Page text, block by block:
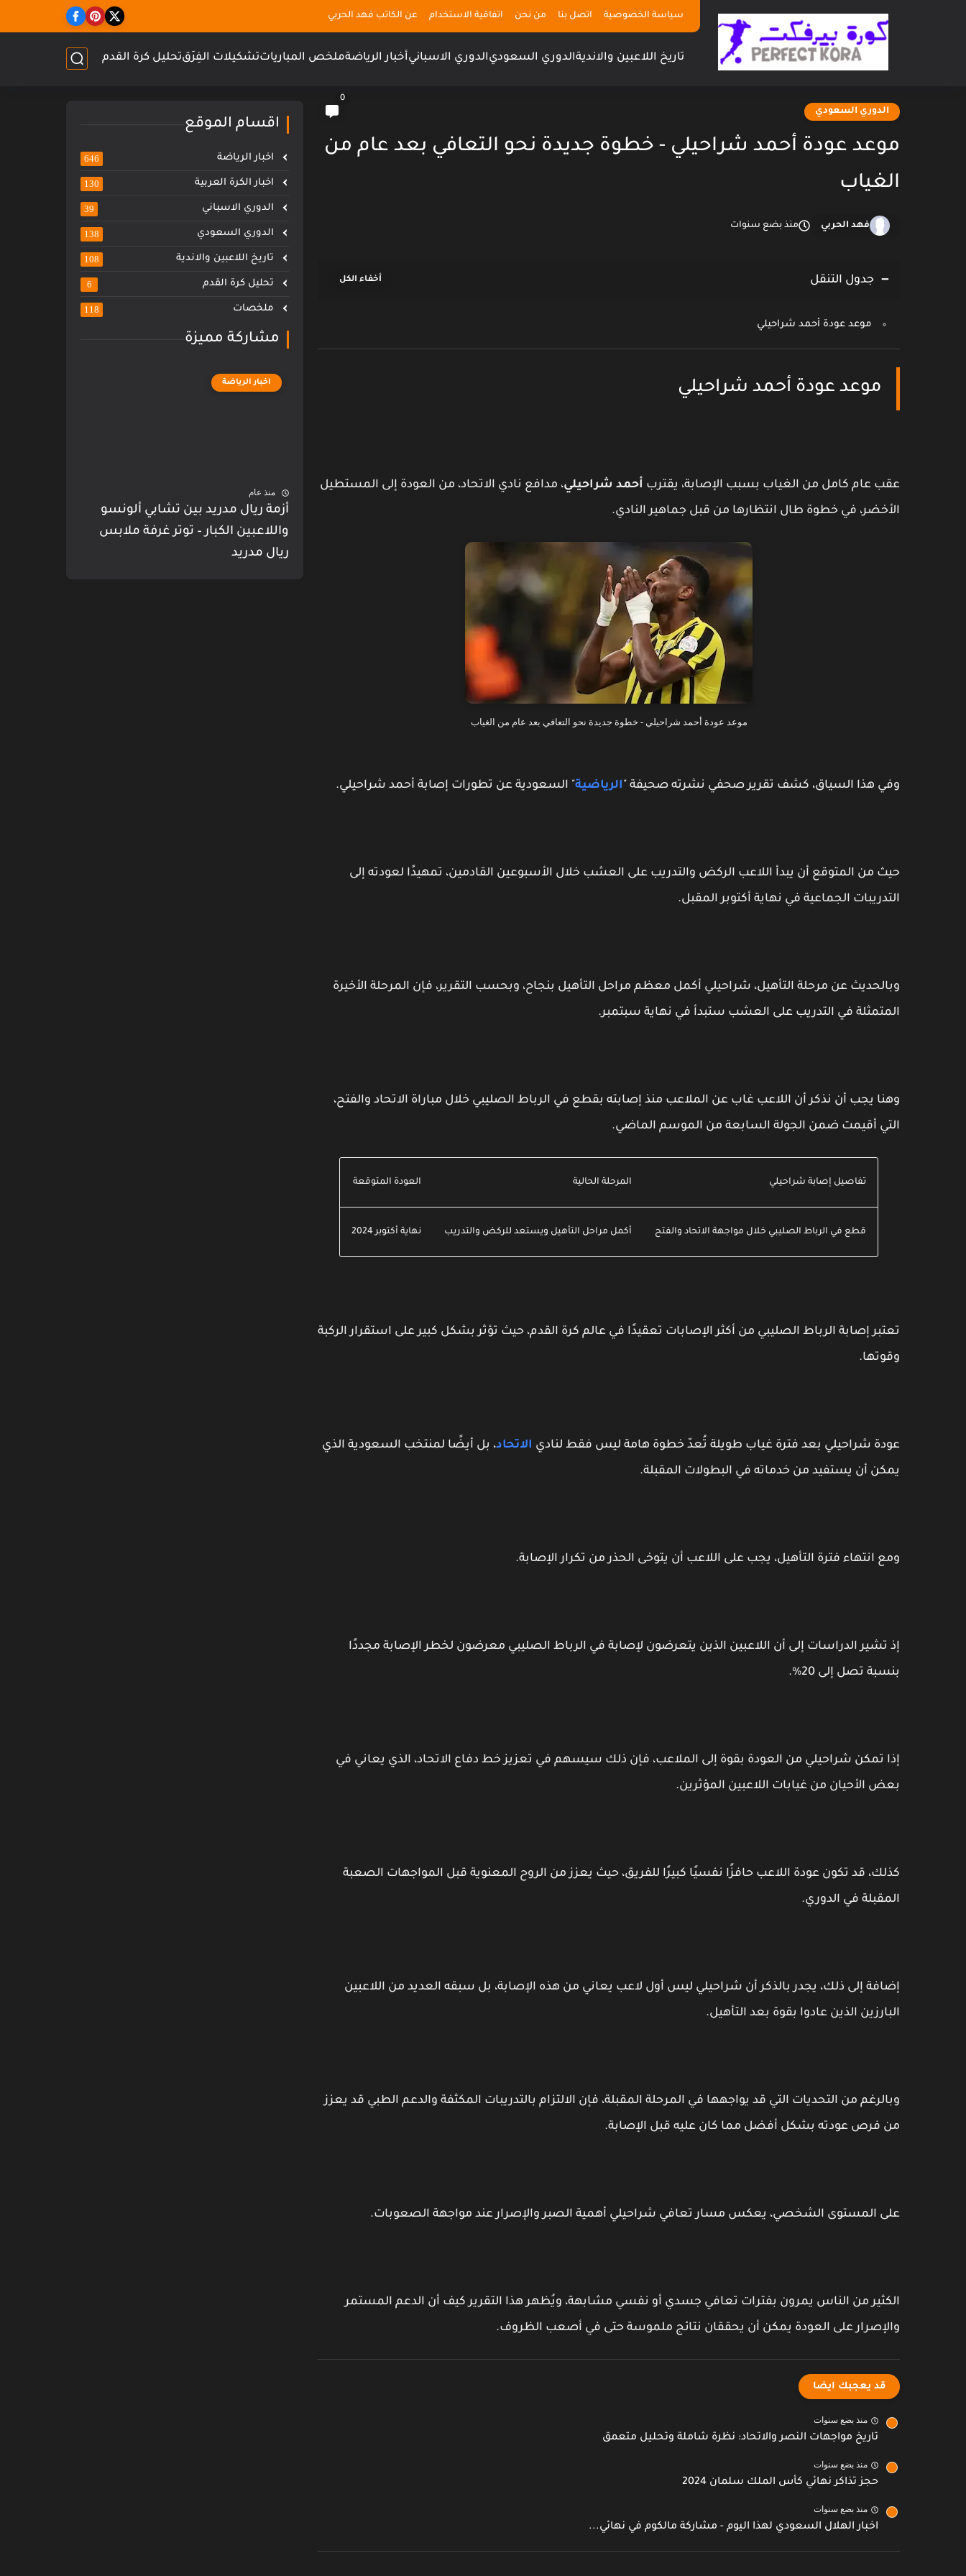
سياسة الخصوصية اتصل بنا من نحن اتفاقية الاستخدام عن الكاتب فهد الحربي
تاريخ اللاعبين والانديةالدوري السعوديالدوري الاسبانيأخبار الرياضةملخص المبارياتتشكيلات الفِرَقتحليل كرة القدم
الدوري السعودي
0
موعد عودة أحمد شراحيلي - خطوة جديدة نحو التعافي بعد عام من
الغياب
فهد الحربي منذ بضع سنوات
جدول التنقل
موعد عودة أحمد شراحيلي
موعد عودة أحمد شراحيلي
عقب عام كامل من الغياب بسبب الإصابة، يقترب أحمد شراحيلي، مدافع نادي الاتحاد، من العودة إلى المستطيل
الأخضر، في خطوة طال انتظارها من قبل جماهير النادي.
موعد عودة أحمد شراحيلي - خطوة جديدة نحو التعافي بعد عام من الغياب
وفي هذا السياق، كشف تقرير صحفي نشرته صحيفة "الرياضية" السعودية عن تطورات إصابة أحمد شراحيلي.
حيث من المتوقع أن يبدأ اللاعب الركض والتدريب على العشب خلال الأسبوعين القادمين، تمهيدًا لعودته إلى
التدريبات الجماعية في نهاية أكتوبر المقبل.
وبالحديث عن مرحلة التأهيل، شراحيلي أكمل معظم مراحل التأهيل بنجاح، وبحسب التقرير، فإن المرحلة الأخيرة
المتمثلة في التدريب على العشب ستبدأ في نهاية سبتمبر.
وهنا يجب أن نذكر أن اللاعب غاب عن الملاعب منذ إصابته بقطع في الرباط الصليبي خلال مباراة الاتحاد والفتح،
التي أقيمت ضمن الجولة السابعة من الموسم الماضي.
تفاصيل إصابة شراحيلي المرحلة الحالية العودة المتوقعة
قطع في الرباط الصليبي خلال مواجهة الاتحاد والفتح أكمل مراحل التأهيل ويستعد للركض والتدريب نهاية أكتوبر 2024
تعتبر إصابة الرباط الصليبي من أكثر الإصابات تعقيدًا في عالم كرة القدم، حيث تؤثر بشكل كبير على استقرار الركبة
وقوتها.
عودة شراحيلي بعد فترة غياب طويلة تُعدّ خطوة هامة ليس فقط لنادي الاتحاد، بل أيضًا لمنتخب السعودية الذي
يمكن أن يستفيد من خدماته في البطولات المقبلة.
ومع انتهاء فترة التأهيل، يجب على اللاعب أن يتوخى الحذر من تكرار الإصابة.
إذ تشير الدراسات إلى أن اللاعبين الذين يتعرضون لإصابة في الرباط الصليبي معرضون لخطر الإصابة مجددًا
بنسبة تصل إلى 20%.
إذا تمكن شراحيلي من العودة بقوة إلى الملاعب، فإن ذلك سيسهم في تعزيز خط دفاع الاتحاد، الذي يعاني في
بعض الأحيان من غيابات اللاعبين المؤثرين.
كذلك، قد تكون عودة اللاعب حافزًا نفسيًا كبيرًا للفريق، حيث يعزز من الروح المعنوية قبل المواجهات الصعبة
المقبلة في الدوري.
إضافة إلى ذلك، يجدر بالذكر أن شراحيلي ليس أول لاعب يعاني من هذه الإصابة، بل سبقه العديد من اللاعبين
البارزين الذين عادوا بقوة بعد التأهيل.
وبالرغم من التحديات التي قد يواجهها في المرحلة المقبلة، فإن الالتزام بالتدريبات المكثفة والدعم الطبي قد يعزز
من فرص عودته بشكل أفضل مما كان عليه قبل الإصابة.
على المستوى الشخصي، يعكس مسار تعافي شراحيلي أهمية الصبر والإصرار عند مواجهة الصعوبات.
الكثير من الناس يمرون بفترات تعافي جسدي أو نفسي مشابهة، ويُظهر هذا التقرير كيف أن الدعم المستمر
والإصرار على العودة يمكن أن يحققان نتائج ملموسة حتى في أصعب الظروف.
قد يعجبك ايضا
منذ بضع سنوات
تاريخ مواجهات النصر والاتحاد: نظرة شاملة وتحليل متعمق
منذ بضع سنوات
حجز تذاكر نهائي كأس الملك سلمان 2024
منذ بضع سنوات
اخبار الهلال السعودي لهذا اليوم - مشاركة مالكوم في نهائي...
اقسام الموقع
اخبار الرياضة 646
اخبار الكرة العربية 130
الدوري الاسباني 39
الدوري السعودي 138
تاريخ اللاعبين والاندية 108
تحليل كرة القدم 6
ملخصات 118
مشاركة مميزة
اخبار الرياضة
منذ عام
أزمة ريال مدريد بين تشابي ألونسو
واللاعبين الكبار – توتر غرفة ملابس
ريال مدريد